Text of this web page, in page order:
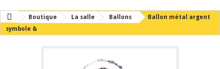
Boutique La salle Ballons
Ballon métal argent
symbole &